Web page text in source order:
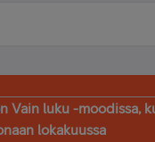
Vain luku -moodissa,
lokakuussa